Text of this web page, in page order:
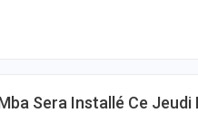
Sera Installé Ce